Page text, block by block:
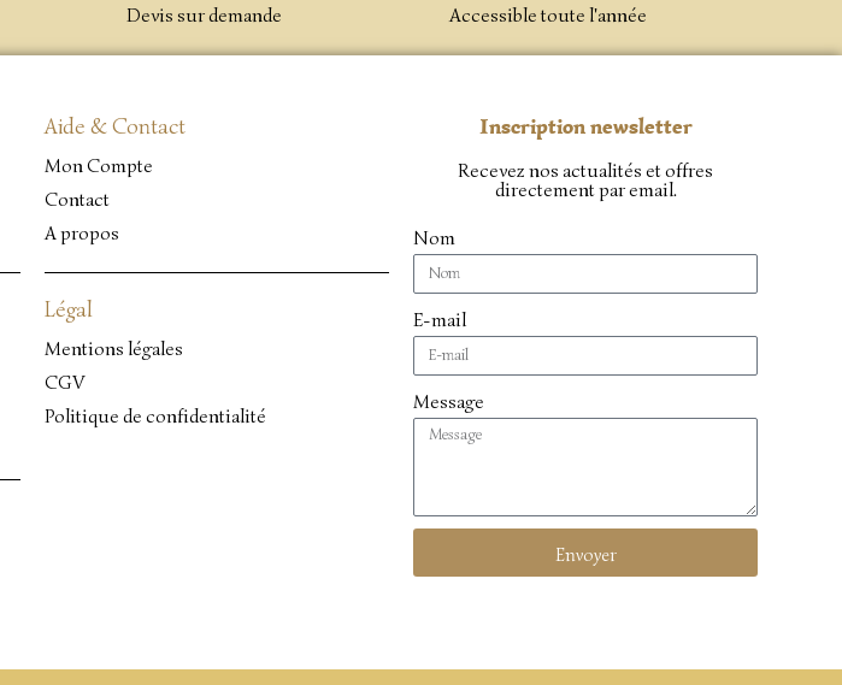
Devis sur demande Accessible toute l'année
Aide & Contact
Mon Compte
Contact
A propos
Légal
Mentions légales
CGV
Politique de confidentialité
Inscription newsletter
Recevez nos actualités et offres
directement par email.
Nom
E-mail
Message
Envoyer